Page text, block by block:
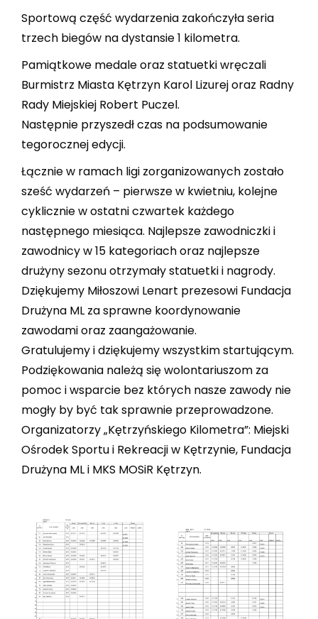
Sportową część wydarzenia zakończyła seria
trzech biegów na dystansie 1 kilometra.
Pamiątkowe medale oraz statuetki wręczali
Burmistrz Miasta Kętrzyn Karol Lizurej oraz Radny
Rady Miejskiej Robert Puczel.
Następnie przyszedł czas na podsumowanie
tegorocznej edycji.
Łącznie w ramach ligi zorganizowanych zostało
sześć wydarzeń – pierwsze w kwietniu, kolejne
cyklicznie w ostatni czwartek każdego
następnego miesiąca. Najlepsze zawodniczki i
zawodnicy w 15 kategoriach oraz najlepsze
drużyny sezonu otrzymały statuetki i nagrody.
Dziękujemy Miłoszowi Lenart prezesowi Fundacja
Drużyna ML za sprawne koordynowanie
zawodami oraz zaangażowanie.
Gratulujemy i dziękujemy wszystkim startującym.
Podziękowania należą się wolontariuszom za
pomoc i wsparcie bez których nasze zawody nie
mogły by być tak sprawnie przeprowadzone.
Organizatorzy „Kętrzyńskiego Kilometra”: Miejski
Ośrodek Sportu i Rekreacji w Kętrzynie, Fundacja
Drużyna ML i MKS MOSiR Kętrzyn.